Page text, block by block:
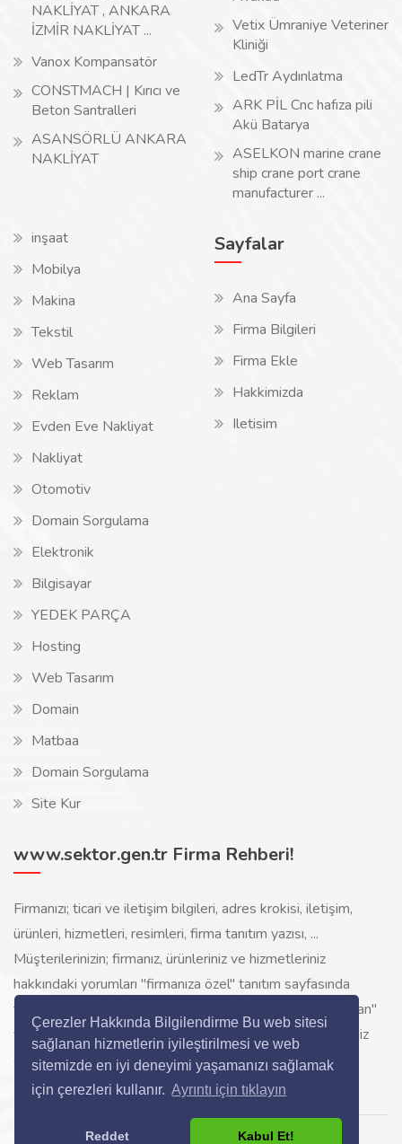
Çerezler Hakkında Bilgilendirme Bu web sitesi
sağlanan hizmetlerin iyileştirilmesi ve web
sitemizde en iyi deneyimi yaşamanızı sağlamak
için çerezleri kullanır. Ayrıntı için tıklayın
Reddet Kabul Et!
NAKLİYAT , ANKARA
İZMİR NAKLİYAT ...
Vanox Kompansatör
CONSTMACH | Kırıcı ve
Beton Santralleri
ASANSÖRLÜ ANKARA
NAKLİYAT
Vetix Ümraniye Veteriner
Kliniği
LedTr Aydınlatma
ARK PİL Cnc hafıza pili
Akü Batarya
ASELKON marine crane
ship crane port crane
manufacturer ...
inşaat
Mobilya
Makina
Tekstil
Web Tasarım
Reklam
Evden Eve Nakliyat
Nakliyat
Otomotiv
Domain Sorgulama
Elektronik
Bilgisayar
YEDEK PARÇA
Hosting
Web Tasarım
Domain
Matbaa
Domain Sorgulama
Site Kur
Sayfalar
Ana Sayfa
Firma Bilgileri
Firma Ekle
Hakkimizda
Iletisim
www.sektor.gen.tr Firma Rehberi!
Firmanızı; ticari ve iletişim bilgileri, adres krokisi, iletişim,
ürünleri, hizmetleri, resimleri, firma tanıtım yazısı, ...
Müşterilerinizin; firmanız, ürünleriniz ve hizmetleriniz
hakkındaki yorumları "firmanıza özel" tanıtım sayfasında
toplanarak ürünlerinizi, hizmetlerinizi, internette "sizi arayan"
yeni müşterilerinize www.sektor.gen.tr aracılığı ile ücretsiz
gösterilir.